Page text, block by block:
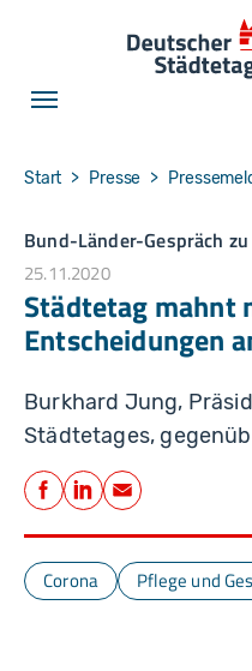
You are here:
Start Presse
Bund-Länder-Gespräch
25.11.2020
Städtetag mahnt
Entscheidungen
Burkhard Jung,
Städtetages,
Teilen
Facebook
LinkedIn
E-Mail
Corona Pflege und